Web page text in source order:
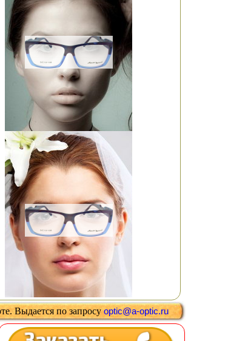
. Выдается по запросуoptic@a-optic.ru